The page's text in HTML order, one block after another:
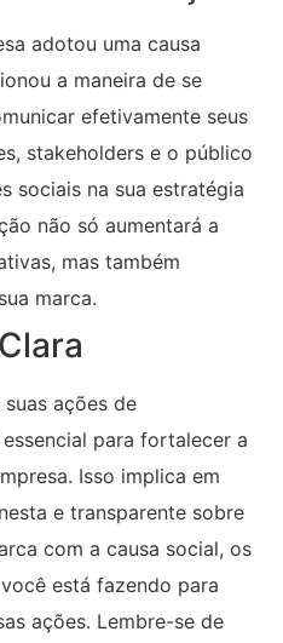
adotou uma causa
a maneira de se
efetivamente seus
stakeholders e o público
sociais na sua estratégia
não só aumentará a
mas também
marca.
suas ações de
para fortalecer a
Isso implica em
e transparente sobre
com a causa social, os
está fazendo para
ações. Lembre-se de